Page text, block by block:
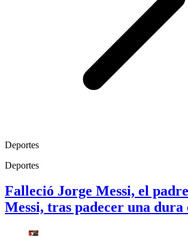
Deportes
Deportes
Falleció Jorge Messi, el
Messi, tras padecer una dura